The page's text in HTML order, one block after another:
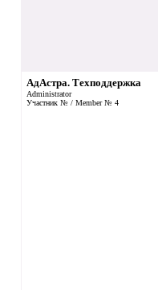
АдАстра. Техподдержка
Administrator
Участник № / Member № 4